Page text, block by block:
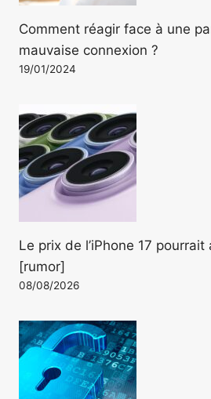
Comment réagir face à une
mauvaise connexion ?
19/01/2024
Le prix de l’iPhone 17
[rumor]
08/08/2026